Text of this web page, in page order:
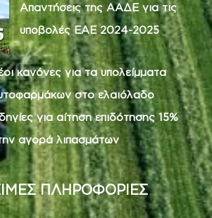
Απαντήσεις της ΑΑΔΕ για τις
υποβολές ΕΑΕ 2024-2025
κανόνες για τα υπολείμματα
στο ελαιόλαδο
για αίτηση επιδότησης 15%
αγορά λιπασμάτων
ΠΛΗΡΟΦΟΡΙΕΣ